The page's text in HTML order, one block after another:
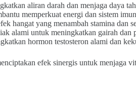
aliran darah dan menjaga daya
memperkuat energi dan sistem
hangat yang menambah stamina dan
alami untuk meningkatkan gairah dan
hormon testosteron alami dan
efek sinergis untuk menjaga